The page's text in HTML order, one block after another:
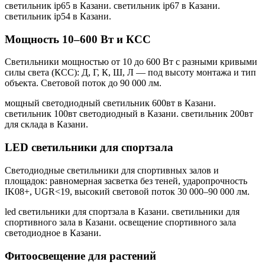
светильник ip65 в Казани. светильник ip67 в Казани.
светильник ip54 в Казани.
Мощность 10–600 Вт и КСС
Светильники мощностью от 10 до 600 Вт с разными кривыми
силы света (КСС): Д, Г, К, Ш, Л — под высоту монтажа и тип
объекта. Световой поток до 90 000 лм.
мощный светодиодный светильник 600вт в Казани.
светильник 100вт светодиодный в Казани. светильник 200вт
для склада в Казани.
LED светильники для спортзала
Светодиодные светильники для спортивных залов и
площадок: равномерная засветка без теней, ударопрочность
IK08+, UGR<19, высокий световой поток 30 000–90 000 лм.
led светильники для спортзала в Казани. светильники для
спортивного зала в Казани. освещение спортивного зала
светодиодное в Казани.
Фитоосвещение для растений